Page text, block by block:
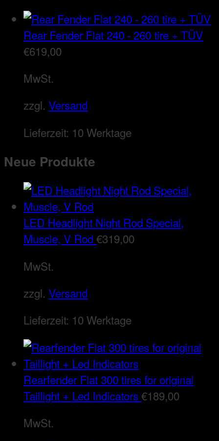
Rear Fender Flat 240 - 260 tire + TÜV
€619,00
MwSt.
zzgl. Versand
Lieferzeit: 10 Werktage
Neue Produkte
LED Headlight Night Rod Special,
Muscle, V Rod €319,00
MwSt.
zzgl. Versand
Lieferzeit: 10 Werktage
Rearfender Flat 300 tires for original
Taillight + Led Indicators€189,00
MwSt.